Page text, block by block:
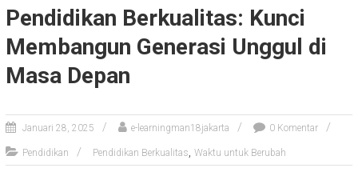
Pendidikan Berkualitas: Kunci
Membangun Generasi Unggul di
Masa Depan
Januari 28, 2025 e-learningman18jakarta 0 Komentar
Pendidikan Pendidikan Berkualitas, Waktu untuk Berubah